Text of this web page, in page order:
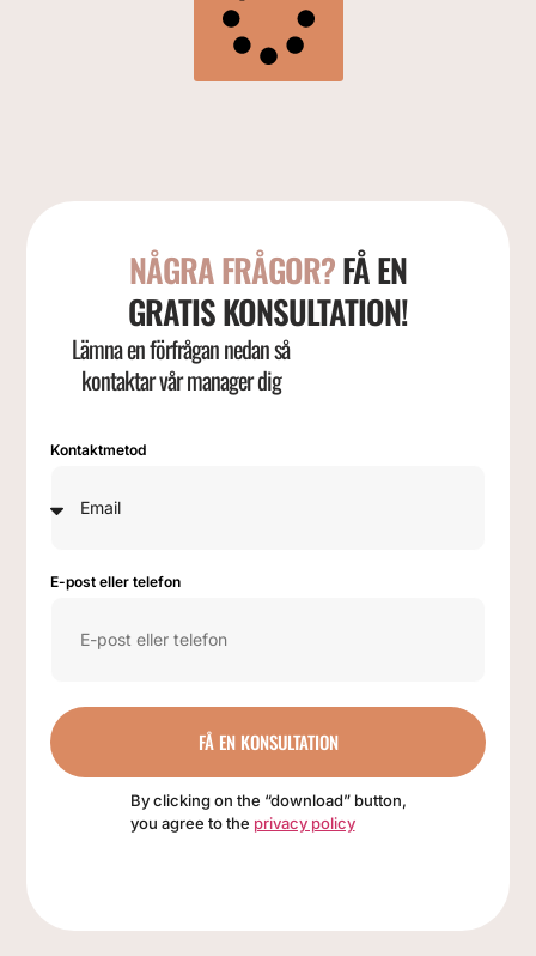
NÅGRA FRÅGOR?FÅ EN
GRATIS KONSULTATION!
Lämna en förfrågan nedan så
kontaktar vår manager dig
Kontaktmetod
E-post eller telefon
FÅ EN KONSULTATION
By clicking on the “download” button,
you agree to the privacy policy